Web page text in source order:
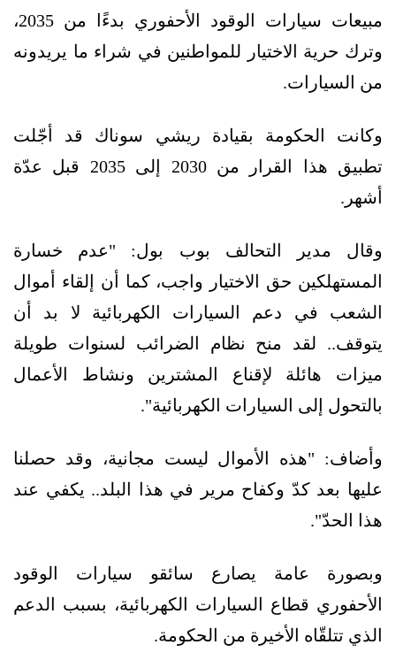
مبيعات سيارات الوقود الأحفوري بدءًا من 2035،
وترك حرية الاختيار للمواطنين في شراء ما يريدونه
من السيارات.
وكانت الحكومة بقيادة ريشي سوناك قد أجّلت
تطبيق هذا القرار من 2030 إلى 2035 قبل عدّة
أشهر.
وقال مدير التحالف بوب بول: "عدم خسارة
المستهلكين حق الاختيار واجب، كما أن إلقاء أموال
الشعب في دعم السيارات الكهربائية لا بد أن
يتوقف.. لقد منح نظام الضرائب لسنوات طويلة
ميزات هائلة لإقناع المشترين ونشاط الأعمال
بالتحول إلى السيارات الكهربائية".
وأضاف: "هذه الأموال ليست مجانية، وقد حصلنا
عليها بعد كدّ وكفاح مرير في هذا البلد.. يكفي عند
هذا الحدّ".
وبصورة عامة يصارع سائقو سيارات الوقود
الأحفوري قطاع السيارات الكهربائية، بسبب الدعم
الذي تتلقّاه الأخيرة من الحكومة.